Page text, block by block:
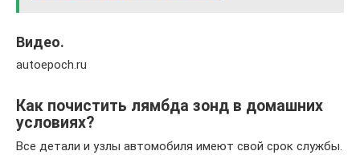
Видео.
autoepoch.ru
Как почистить лямбда зонд в домашних
условиях?
Все детали и узлы автомобиля имеют свой срок службы.